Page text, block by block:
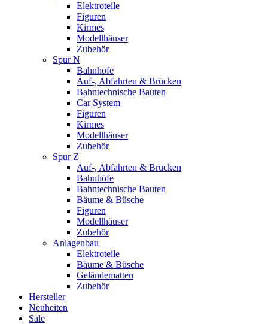
Elektroteile
Figuren
Kirmes
Modellhäuser
Zubehör
Spur N
Bahnhöfe
Auf-, Abfahrten & Brücken
Bahntechnische Bauten
Car System
Figuren
Kirmes
Modellhäuser
Zubehör
Spur Z
Auf-, Abfahrten & Brücken
Bahnhöfe
Bahntechnische Bauten
Bäume & Büsche
Figuren
Modellhäuser
Zubehör
Anlagenbau
Elektroteile
Bäume & Büsche
Geländematten
Zubehör
Hersteller
Neuheiten
Sale